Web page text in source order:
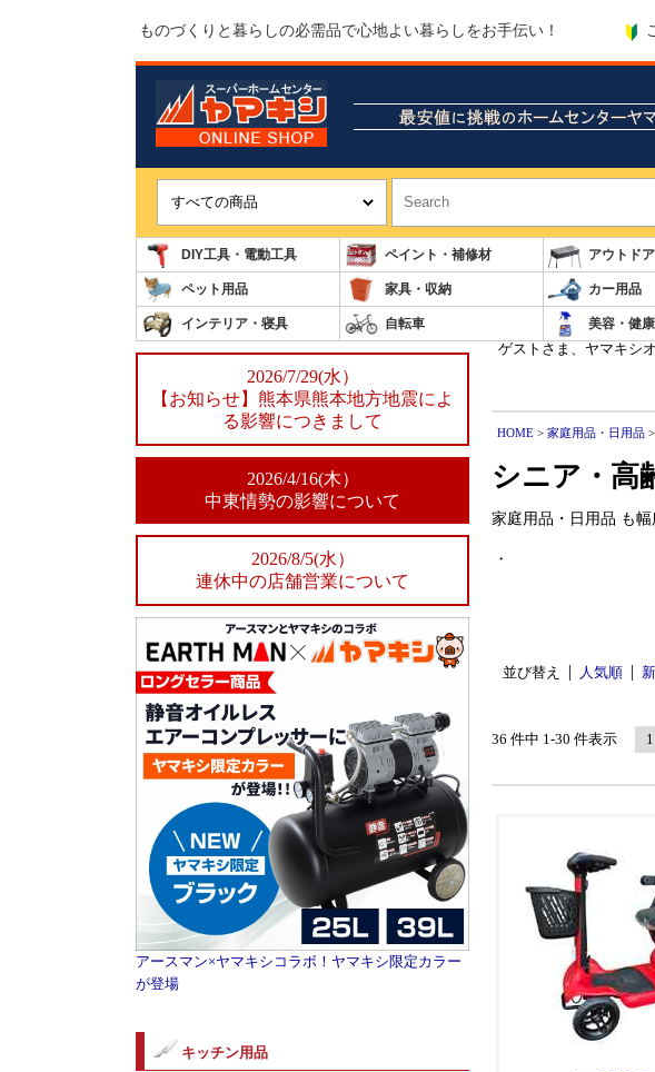
ものづくりと暮らしの必需品で心地よい暮らしをお手伝い！
DIY工具・電動工具 ペイント・補修材 アウトド
ペット用品 家具・収納 カー用品
インテリア・寝具 自転車 美容・健康
2026/7/29(水）
【お知らせ】熊本県熊本地方地震によ
る影響につきまして
2026/4/16(木）
中東情勢の影響について
2026/8/5(水）
連休中の店舗営業について
アースマン×ヤマキシコラボ！ヤマキシ限定カラー
が登場
キッチン用品
ゲストさま、ヤマキシ
HOME > 家庭用品・日用品
シニア・高
家庭用品・日用品 も幅
・
並び替え 人気順
36 件中 1-30 件表示 1